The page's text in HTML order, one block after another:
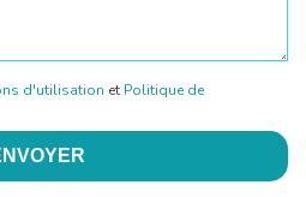
d'utilisation et Politique de